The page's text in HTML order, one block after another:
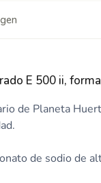
E 500 ii,
de Planeta
de sodio de